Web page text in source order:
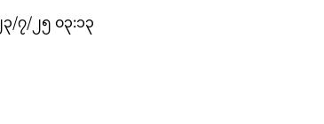
၂၃/၇/၂၅ ၀၃:၁၃